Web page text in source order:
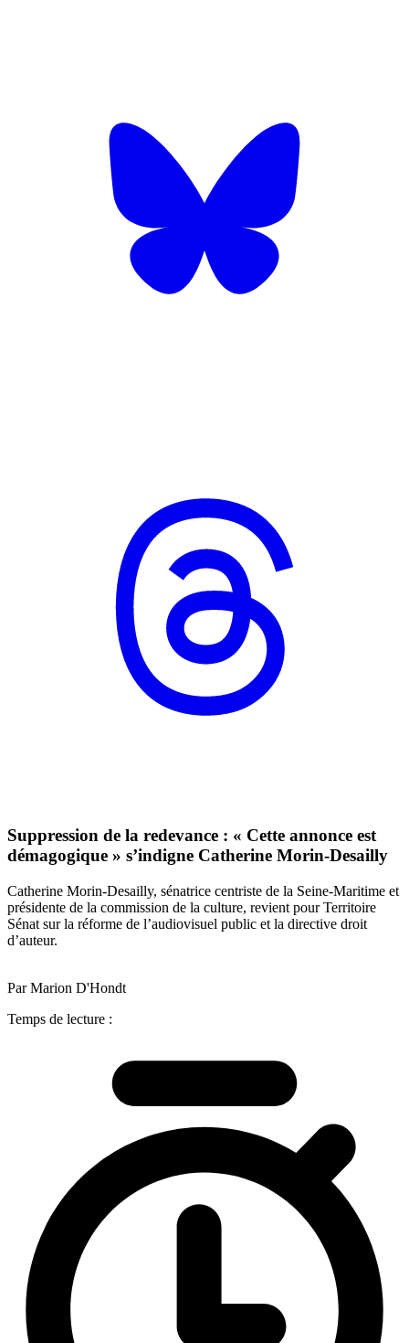
Suppression de la redevance : « Cette annonce est
démagogique » s’indigne Catherine Morin-Desailly
Catherine Morin-Desailly, sénatrice centriste de la Seine-Maritime et
présidente de la commission de la culture, revient pour Territoire
Sénat sur la réforme de l’audiovisuel public et la directive droit
d’auteur.
Par Marion D'Hondt
Temps de lecture :